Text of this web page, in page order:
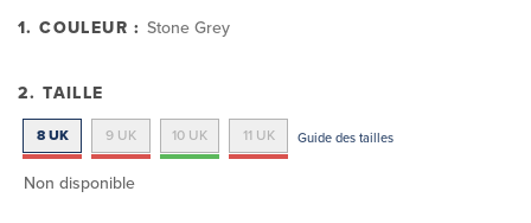
1. COULEUR :Stone Grey
2. TAILLE
8 UK 9 UK 10 UK 11 UK Guide des tailles
Non disponible